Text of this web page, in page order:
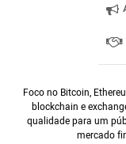
Foco no Bitcoin,
blockchain e
qualidade para um
mercado